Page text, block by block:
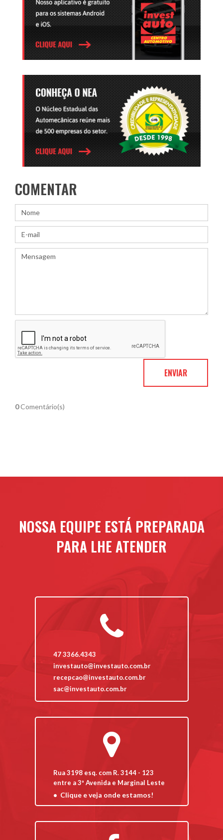
COMENTAR
0Comentário(s)
NOSSA EQUIPE ESTÁ PREPARADA
PARA LHE ATENDER
47 3366.4343
investauto@investauto.com.br
recepcao@investauto.com.br
sac@investauto.com.br
Rua 3198 esq. com R. 3144 - 123
entre a 3ª Avenida e Marginal Leste
Clique e veja onde estamos!